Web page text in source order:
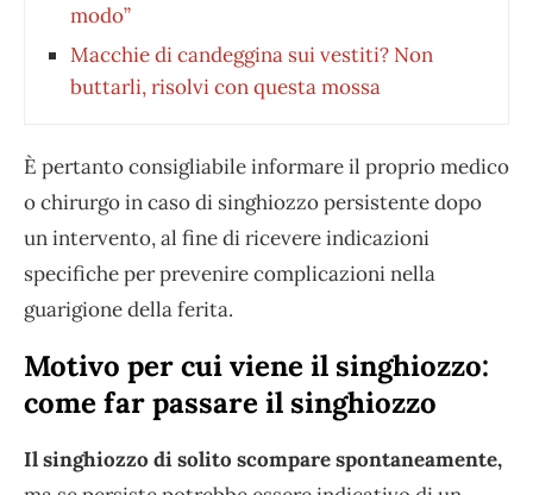
modo”
Macchie di candeggina sui vestiti? Non
buttarli, risolvi con questa mossa
È pertanto consigliabile informare il proprio medico
o chirurgo in caso di singhiozzo persistente dopo
un intervento, al fine di ricevere indicazioni
specifiche per prevenire complicazioni nella
guarigione della ferita.
Motivo per cui viene il singhiozzo:
come far passare il singhiozzo
Il singhiozzo di solito scompare spontaneamente,